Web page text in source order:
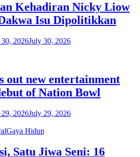
Kehadiran Nicky Liow
Isu Dipolitikkan
2026July 30, 2026
out new entertainment
of Nation Bowl
2026July 29, 2026
Gaya Hidup
Satu Jiwa Seni: 16